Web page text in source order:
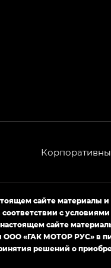
сайте
с
сайте
«ГАК МОТОР РУС» в
решений о